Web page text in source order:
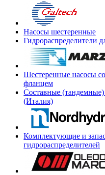
Насосы шестеренные
Гидрораспределители
Шестеренные насосы
фланцем
Составные
(Италия)
Комплектующие и
гидрораспределителей